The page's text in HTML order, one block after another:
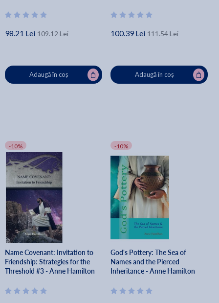
98.21 Lei 109.12 Lei
Adaugă în coș
100.39 Lei 111.54 Lei
Adaugă în coș
-10%
Name Covenant: Invitation to
Friendship: Strategies for the
Threshold #3 - Anne Hamilton
-10%
God's Pottery: The Sea of
Names and the Pierced
Inheritance - Anne Hamilton